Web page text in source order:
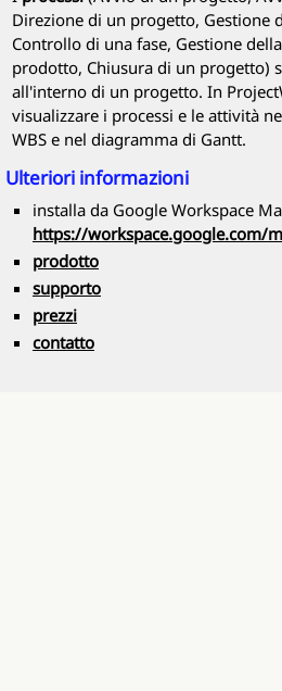
Direzione di un progetto, Gestione
Controllo di una fase, Gestione
prodotto, Chiusura di un progetto)
all'interno di un progetto. In
visualizzare i processi e le attività
WBS e nel diagramma di Gantt.
Ulteriori informazioni
installa da Google Workspace
https://workspace.google.com/
prodotto
supporto
prezzi
contatto